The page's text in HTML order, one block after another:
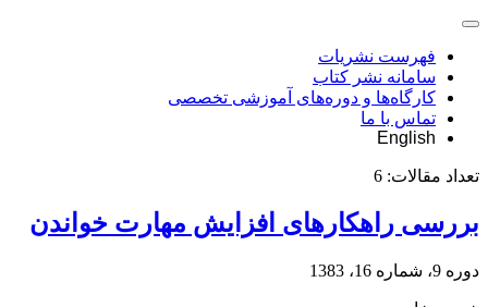
فهرست نشریات
سامانه نشر کتاب
کارگاه‌ها و دوره‌های آموزشی تخصصی
تماس با ما
English
تعداد مقالات: 6
بررسی راهکارهای افزایش مهارت خواندن
دوره 9، شماره 16، 1383